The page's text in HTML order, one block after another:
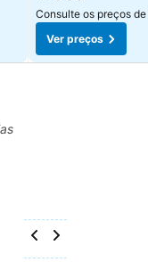
Consulte os preços de
Ver preços